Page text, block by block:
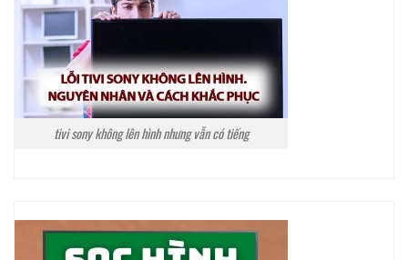
tivi sony không lên hình nhưng vẫn có tiếng